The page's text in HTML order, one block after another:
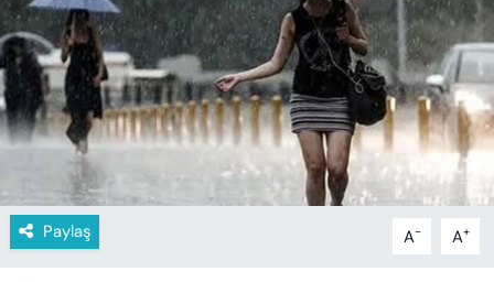
Paylaş A- A+
SAĞLIK
SPOR
KÜLTÜR-SANAT
MAGAZİN